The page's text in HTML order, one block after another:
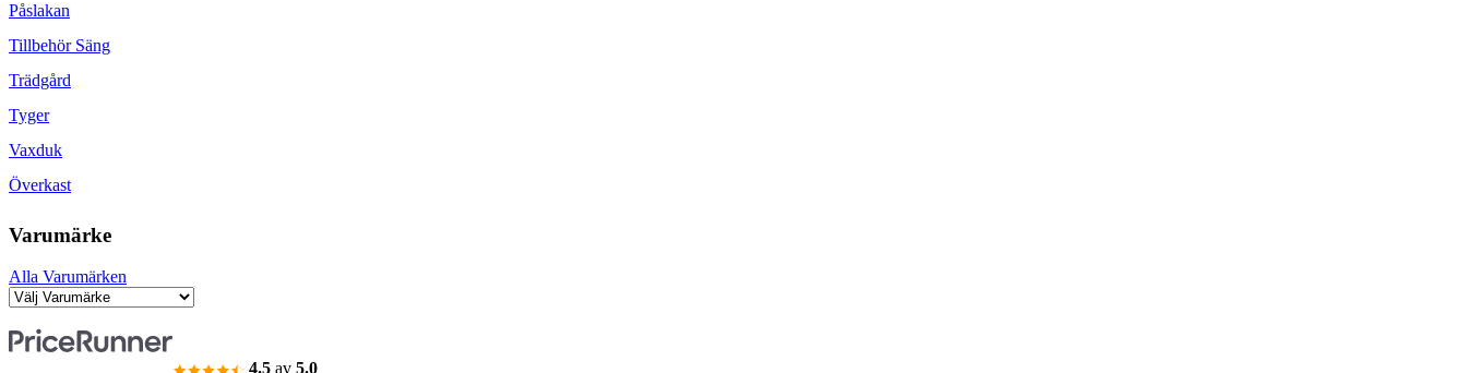
Påslakan
Tillbehör Säng
Trädgård
Tyger
Vaxduk
Överkast
Varumärke
Alla Varumärken
4.5 av 5.0